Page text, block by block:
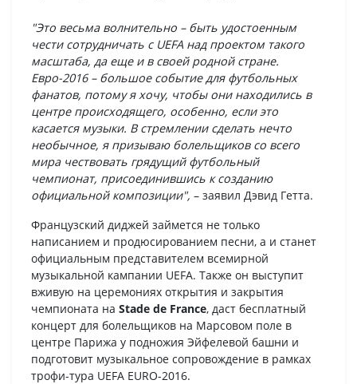
"Это весьма волнительно – быть удостоенным
чести сотрудничать с UEFA над проектом такого
масштаба, да еще и в своей родной стране.
Евро-2016 – большое событие для футбольных
фанатов, потому я хочу, чтобы они находились в
центре происходящего, особенно, если это
касается музыки. В стремлении сделать нечто
необычное, я призываю болельщиков со всего
мира чествовать грядущий футбольный
чемпионат, присоединившись к созданию
официальной композиции", – заявил Дэвид Гетта.
Французский диджей займется не только
написанием и продюсированием песни, а и станет
официальным представителем всемирной
музыкальной кампании UEFA. Также он выступит
вживую на церемониях открытия и закрытия
чемпионата на Stade de France, даст бесплатный
концерт для болельщиков на Марсовом поле в
центре Парижа у подножия Эйфелевой башни и
подготовит музыкальное сопровождение в рамках
трофи-тура UEFA EURO-2016.